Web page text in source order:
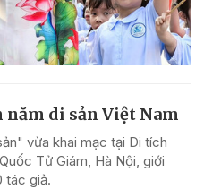
năm di sản Việt Nam
vừa khai mạc tại Di tích
Tử Giám, Hà Nội, giới
tác giả.